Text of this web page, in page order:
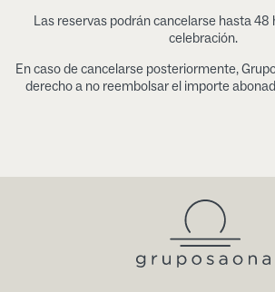
Las reservas podrán cancelarse hasta 48
celebración.
En caso de cancelarse posteriormente,
derecho a no reembolsar el importe